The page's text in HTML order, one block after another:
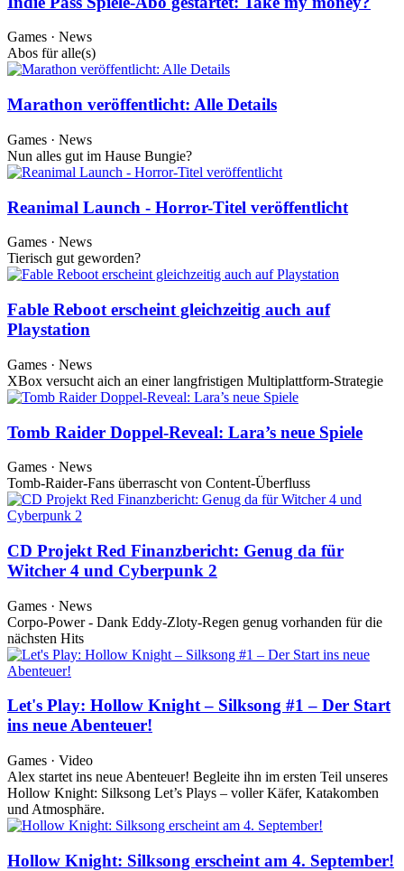
Games · News
Abos für alle(s)
Marathon veröffentlicht: Alle Details
Games · News
Nun alles gut im Hause Bungie?
Reanimal Launch - Horror-Titel veröffentlicht
Games · News
Tierisch gut geworden?
Fable Reboot erscheint gleichzeitig auch auf
Playstation
Games · News
XBox versucht aich an einer langfristigen Multiplattform-Strategie
Tomb Raider Doppel-Reveal: Lara’s neue Spiele
Games · News
Tomb-Raider-Fans überrascht von Content-Überfluss
CD Projekt Red Finanzbericht: Genug da für
Witcher 4 und Cyberpunk 2
Games · News
Corpo-Power - Dank Eddy-Zloty-Regen genug vorhanden für die
nächsten Hits
Let's Play: Hollow Knight – Silksong #1 – Der Start
ins neue Abenteuer!
Games · Video
Alex startet ins neue Abenteuer! Begleite ihn im ersten Teil unseres
Hollow Knight: Silksong Let’s Plays – voller Käfer, Katakomben
und Atmosphäre.
Hollow Knight: Silksong erscheint am 4. September!